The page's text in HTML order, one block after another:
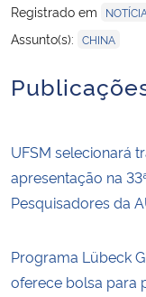
Registrado em
Assunto(s): CHINA
UFSM selecionará
apresentação na
Pesquisadores da
Programa Lübeck
oferece bolsa para